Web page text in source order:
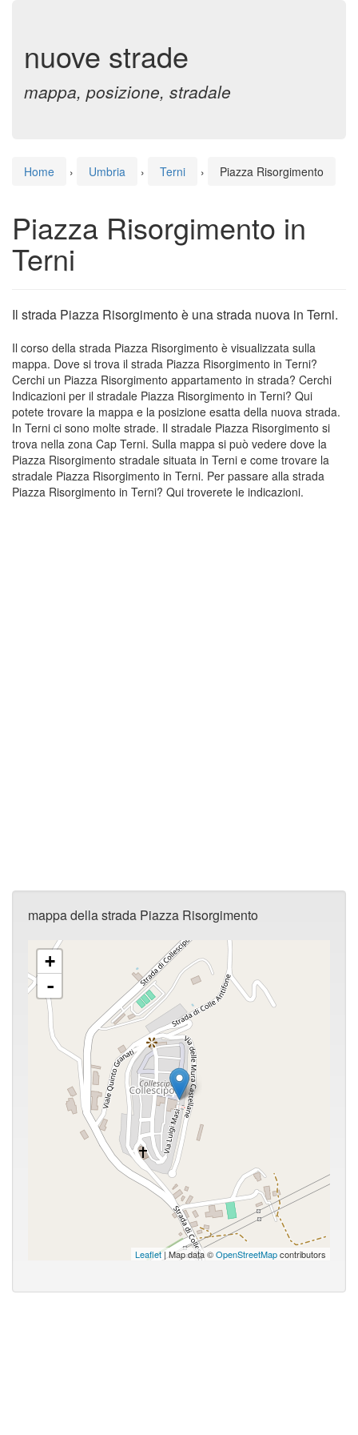
nuove strade
mappa, posizione, stradale
Home › Umbria › Terni › Piazza Risorgimento
Piazza Risorgimento in
Terni
Il strada Piazza Risorgimento è una strada nuova in Terni.
Il corso della strada Piazza Risorgimento è visualizzata sulla
mappa. Dove si trova il strada Piazza Risorgimento in Terni?
Cerchi un Piazza Risorgimento appartamento in strada? Cerchi
Indicazioni per il stradale Piazza Risorgimento in Terni? Qui
potete trovare la mappa e la posizione esatta della nuova strada.
In Terni ci sono molte strade. Il stradale Piazza Risorgimento si
trova nella zona Cap Terni. Sulla mappa si può vedere dove la
Piazza Risorgimento stradale situata in Terni e come trovare la
stradale Piazza Risorgimento in Terni. Per passare alla strada
Piazza Risorgimento in Terni? Qui troverete le indicazioni.
mappa della strada Piazza Risorgimento
+
-
Leaflet| Map data ©OpenStreetMapcontributors